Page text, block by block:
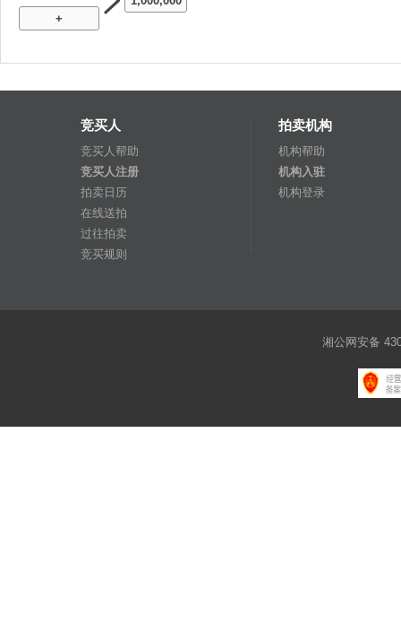
+
竞买人
竞买人帮助
竞买人注册
拍卖日历
在线送拍
过往拍卖
竞买规则
拍卖机构
机构帮助
机构入驻
机构登录
湘公网安备